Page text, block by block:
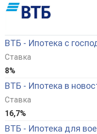
ВТБ - Ипотека с
Ставка
8%
ВТБ - Ипотека в
Ставка
16,7%
ВТБ - Ипотека для